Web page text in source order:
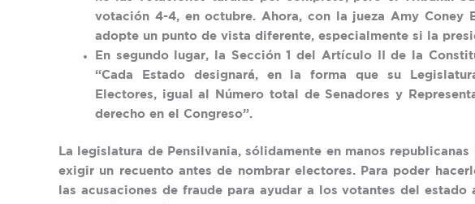
votación 4-4, en octubre. Ahora, con la jueza Amy Coney
adopte un punto de vista diferente, especialmente si la
En segundo lugar, la Sección 1 del Artículo II de la
“Cada Estado designará, en la forma que su
Electores, igual al Número total de Senadores y
derecho en el Congreso”.
La legislatura de Pensilvania, sólidamente en manos
exigir un recuento antes de nombrar electores. Para poder
las acusaciones de fraude para ayudar a los votantes del estado